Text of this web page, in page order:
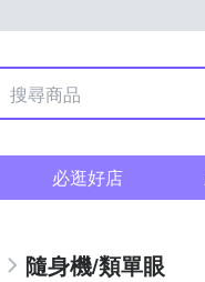
必逛好店
隨身機/類單眼